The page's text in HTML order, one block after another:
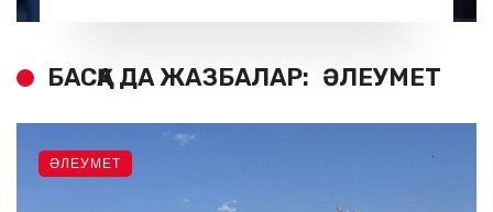
БАСҚА ДА ЖАЗБАЛАР: ӘЛЕУМЕТ
ӘЛЕУМЕТ